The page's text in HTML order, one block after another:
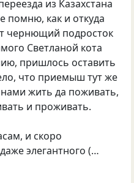
из Казахстана
помню, как и откуда
чернющий подросток
Светланой кота
пришлось оставить
что приемыш тут же
жить да поживать,
и проживать.
и скоро
элегантного (…